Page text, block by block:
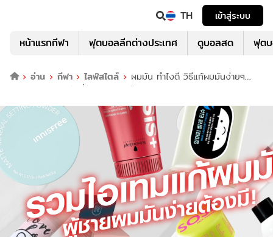
TH เข้าสู่ระบบ
หน้าแรกกีฬา ฟุตบอลลีกต่างประเทศ ดูบอลสด ฟุต
อ่าน กีฬา ไลฟ์สไตล์
ผมมัน ทำไงดี วิธีแก้ผมมันง่ายๆ
ด้วยไอเทมลดผมมันที่ผู้ชายใช้ได้ ไม่ต้องสระผม